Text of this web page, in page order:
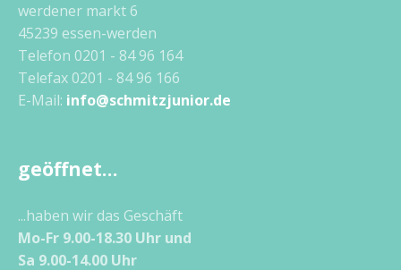
werdener markt 6
45239 essen-werden
Telefon 0201 - 84 96 164
Telefax 0201 - 84 96 166
E-Mail: info@schmitzjunior.de
geöffnet…
...haben wir das Geschäft
Mo-Fr 9.00-18.30 Uhr und
Sa 9.00-14.00 Uhr